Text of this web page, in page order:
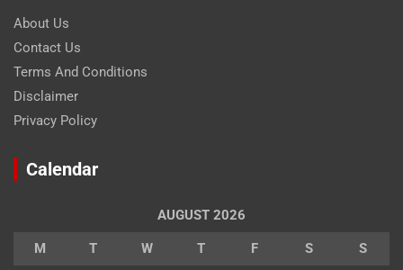
About Us
Contact Us
Terms And Conditions
Disclaimer
Privacy Policy
Calendar
AUGUST 2026
M T W T F S S